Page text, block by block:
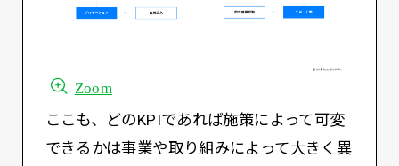
Zoom
ここも、どのKPIであれば施策によって可変
できるかは事業や取り組みによって大きく異